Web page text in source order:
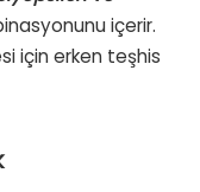
içerir.
için erken teşhis